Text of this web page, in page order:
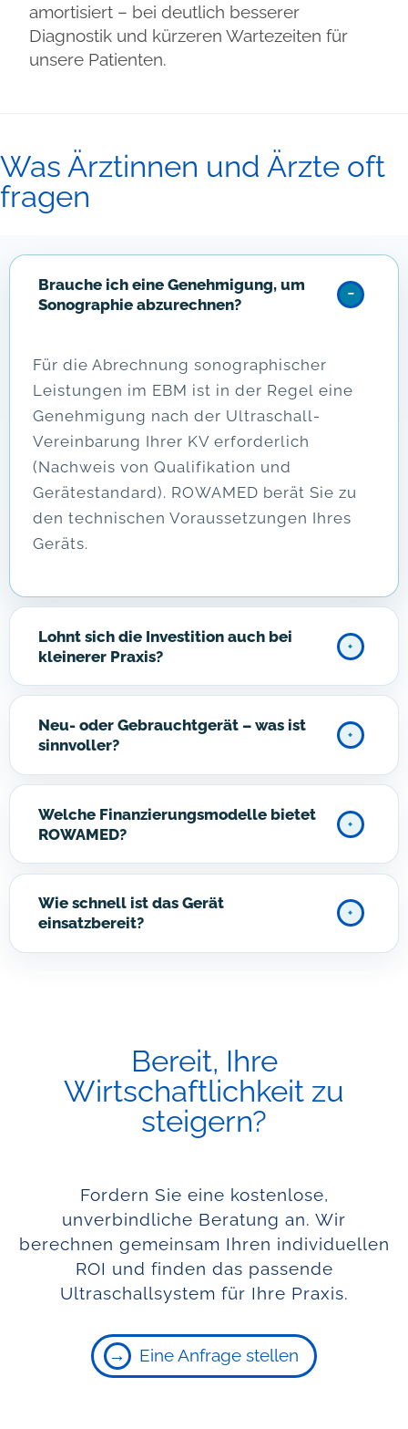
amortisiert – bei deutlich besserer
Diagnostik und kürzeren Wartezeiten für
unsere Patienten.
Was Ärztinnen und Ärzte oft
fragen
Brauche ich eine Genehmigung, um
Sonographie abzurechnen?
Für die Abrechnung sonographischer
Leistungen im EBM ist in der Regel eine
Genehmigung nach der Ultraschall-
Vereinbarung Ihrer KV erforderlich
(Nachweis von Qualifikation und
Gerätestandard). ROWAMED berät Sie zu
den technischen Voraussetzungen Ihres
Geräts.
Lohnt sich die Investition auch bei
kleinerer Praxis?
Neu- oder Gebrauchtgerät – was ist
sinnvoller?
Welche Finanzierungsmodelle bietet
ROWAMED?
Wie schnell ist das Gerät
einsatzbereit?
Bereit, Ihre
Wirtschaftlichkeit zu
steigern?
Fordern Sie eine kostenlose,
unverbindliche Beratung an. Wir
berechnen gemeinsam Ihren individuellen
ROI und finden das passende
Ultraschallsystem für Ihre Praxis.
Eine Anfrage stellen